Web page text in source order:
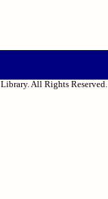
All Rights Reserved.